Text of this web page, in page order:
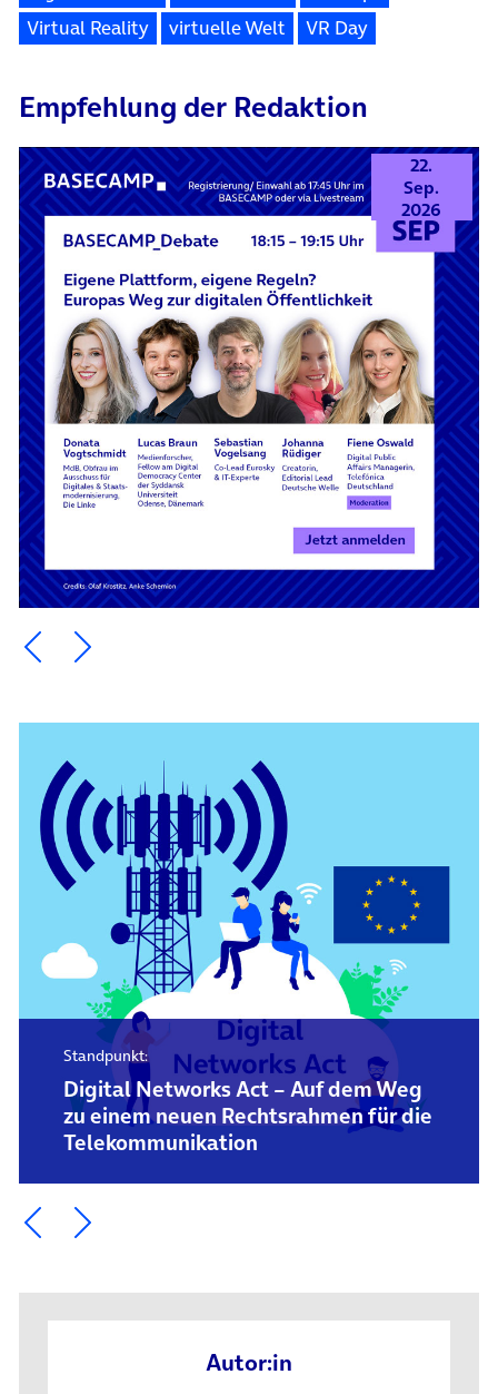
Virtual Reality
virtuelle Welt VR Day
Empfehlung der Redaktion
22.
Sep.
2026
Ein Element zurück blättern
Ein Element weiter blättern
Standpunkt:
Digital Networks Act – Auf dem Weg
zu einem neuen Rechtsrahmen für die
Telekommunikation
Ein Element zurück blättern
Ein Element weiter blättern
Autor:in